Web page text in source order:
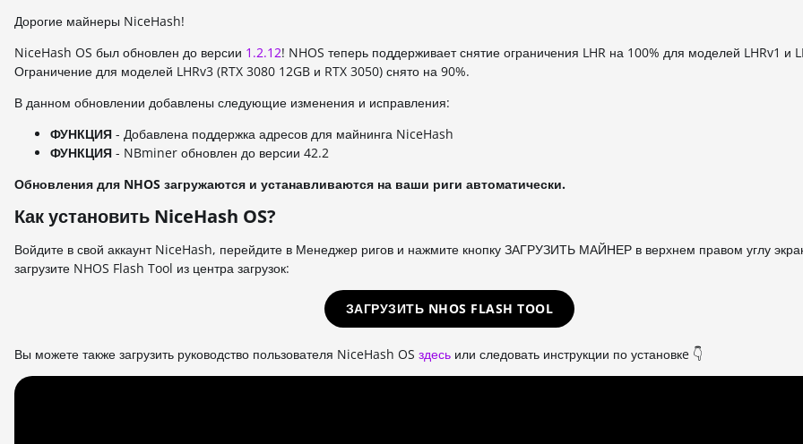
Дорогие майнеры NiceHash!
NiceHash OS был обновлен до версии 1.2.12! NHOS теперь поддерживает снятие ограничения LHR на 100% для моделей LHRv1 и
Ограничение для моделей LHRv3 (RTX 3080 12GB и RTX 3050) снято на 90%.
В данном обновлении добавлены следующие изменения и исправления:
ФУНКЦИЯ - Добавлена поддержка адресов для майнинга NiceHash
ФУНКЦИЯ - NBminer обновлен до версии 42.2
Обновления для NHOS загружаются и устанавливаются на ваши риги автоматически.
Как установить NiceHash OS?
Войдите в свой аккаунт NiceHash, перейдите в Менеджер ригов и нажмите кнопку ЗАГРУЗИТЬ МАЙНЕР в верхнем правом углу
загрузите NHOS Flash Tool из центра загрузок:
ЗАГРУЗИТЬ NHOS FLASH TOOL
Вы можете также загрузить руководство пользователя NiceHash OS здесь или следовать инструкции по установкe 👇